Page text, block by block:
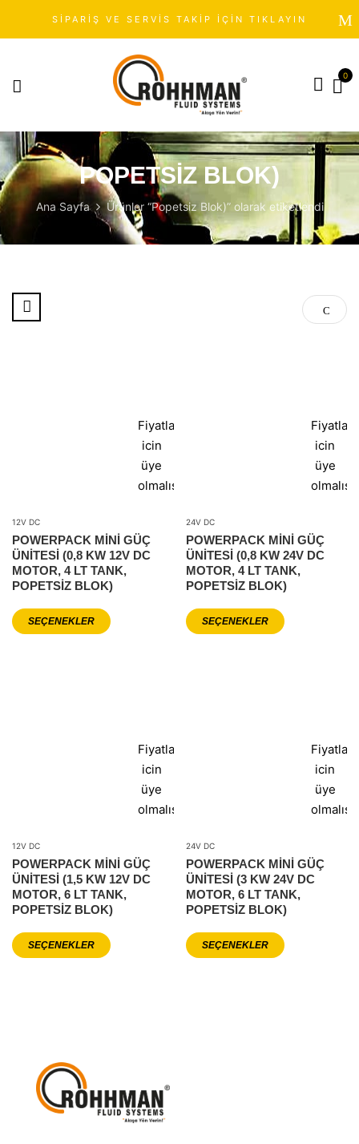
SİPARİŞ VE SERVİS TAKİP İÇİN TIKLAYIN
0
POPETSIZ BLOK)
Ana Sayfa Ürünler “Popetsiz Blok)” olarak etiketlendi
Fiyatlar
icin
üye
olmalısınız
12V DC
POWERPACK MİNİ GÜÇ
ÜNİTESİ (0,8 KW 12V DC
MOTOR, 4 LT TANK,
POPETSIZ BLOK)
SEÇENEKLER
Fiyatlar
icin
üye
24V DC
POWERPACK MİNİ GÜÇ
ÜNİTESİ (0,8 KW 24V DC
MOTOR, 4 LT TANK,
POPETSIZ BLOK)
SEÇENEKLER
Fiyatlar
icin
üye
olmalısınız
12V DC
POWERPACK MİNİ GÜÇ
ÜNİTESİ (1,5 KW 12V DC
MOTOR, 6 LT TANK,
POPETSIZ BLOK)
SEÇENEKLER
Fiyatlar
icin
üye
24V DC
POWERPACK MİNİ GÜÇ
ÜNİTESİ (3 KW 24V DC
MOTOR, 6 LT TANK,
POPETSIZ BLOK)
SEÇENEKLER